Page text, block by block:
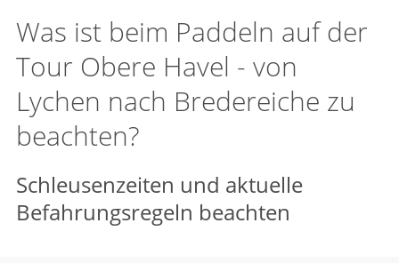
Was ist beim Paddeln auf der
Tour Obere Havel - von
Lychen nach Bredereiche zu
beachten?
Schleusenzeiten und aktuelle
Befahrungsregeln beachten